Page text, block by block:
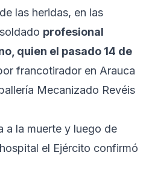
las heridas, en las
profesional
quien el pasado 14 de
francotirador en Arauca
Mecanizado Revéis
a la muerte y luego de
el Ejército confirmó